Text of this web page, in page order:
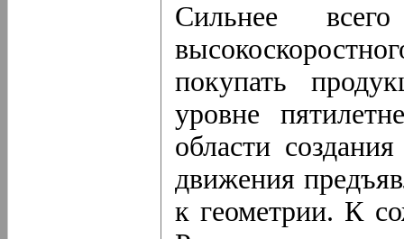
Сильнее
покупать
уровне
области
движения
к геометрии. К